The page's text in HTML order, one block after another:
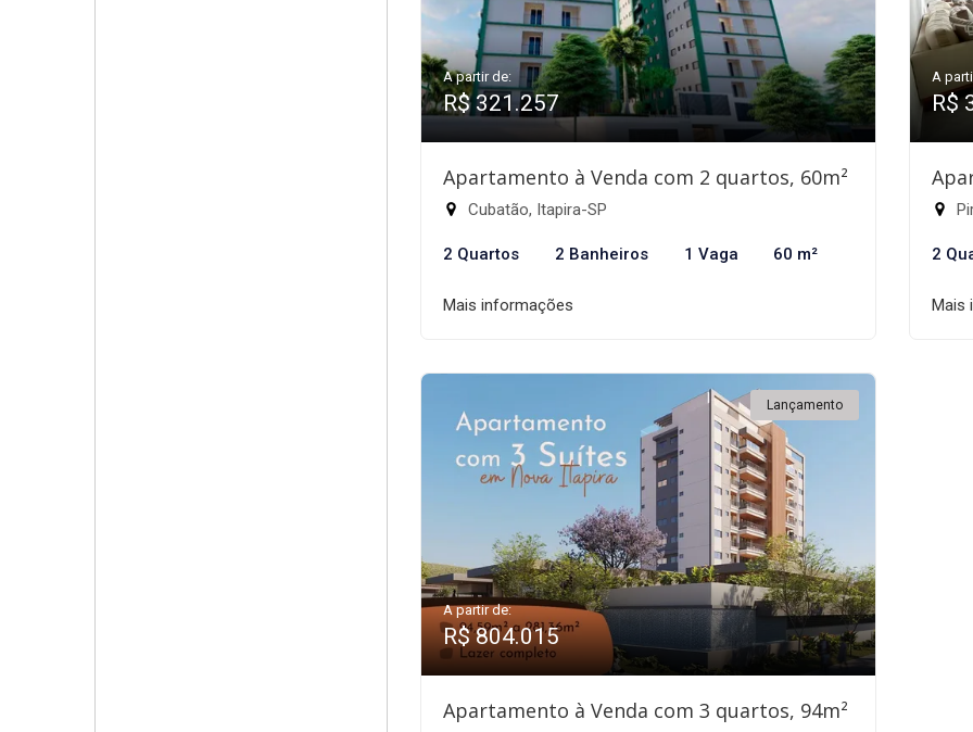
A partir de:
R$ 321.257
Apartamento à Venda com 2 quartos, 60m²
Cubatão, Itapira-SP
2 Quartos 2 Banheiros 1 Vaga 60 m²
Mais informações
A
R$
2
Mais
Lançamento
A partir de:
R$ 804.015
Apartamento à Venda com 3 quartos, 94m²